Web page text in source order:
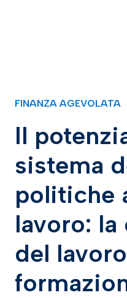
FINANZA AGEVOLATA
Il
sistema
politiche
lavoro:
del